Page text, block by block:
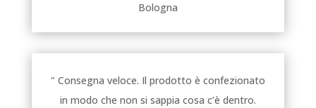
Bologna
" Consegna veloce. Il prodotto è confezionato
in modo che non si sappia cosa c’è dentro.